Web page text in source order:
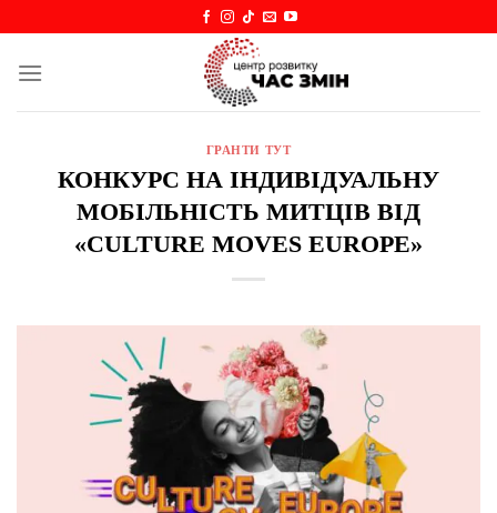
content
ГРАНТИ ТУТ
КОНКУРС НА ІНДИВІДУАЛЬНУ
МОБІЛЬНІСТЬ МИТЦІВ ВІД
«CULTURE MOVES EUROPE»